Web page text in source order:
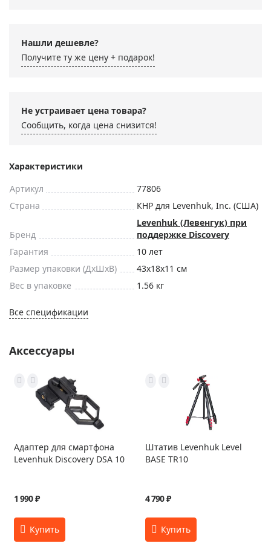
Нашли дешевле?
Получите ту же цену + подарок!
Не устраивает цена товара?
Сообщить, когда цена снизится!
Характеристики
Артикул
77806
Страна
КНР для Levenhuk, Inc. (США)
Бренд
Levenhuk (Левенгук) при
поддержке Discovery
Гарантия
10 лет
Размер упаковки (ДxШxВ)
43x18x11 см
Вес в упаковке
1.56 кг
Все спецификации
Аксессуары
Адаптер для смартфона
Levenhuk Discovery DSA 10
1 990 ₽
Штатив Levenhuk Level
BASE TR10
4 790 ₽